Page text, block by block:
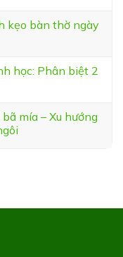
kẹo bàn thờ ngày
học: Phân biệt 2
mía – Xu hướng